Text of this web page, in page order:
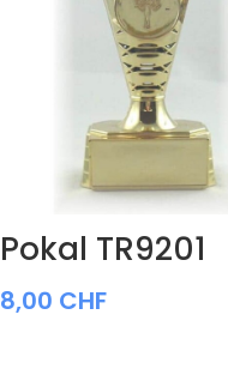
Pokal TR9201
8,00 CHF